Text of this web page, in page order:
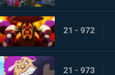
21 - 972
21 - 973